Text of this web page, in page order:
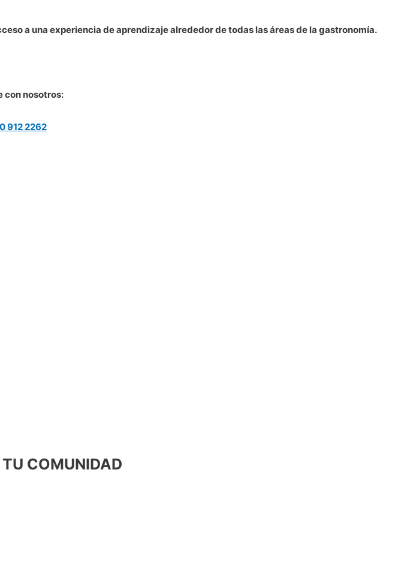
a una experiencia de aprendizaje alrededor de todas las áreas de la gastronomía.
con nosotros:
912 2262
TU COMUNIDAD